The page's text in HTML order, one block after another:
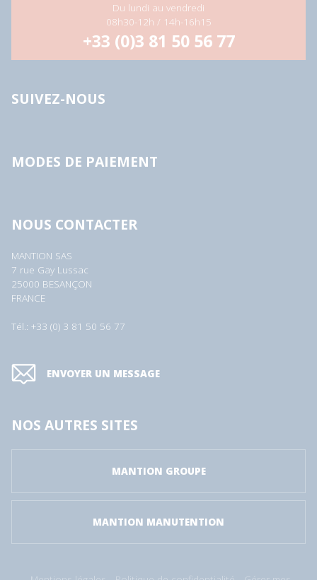
Du lundi au vendredi
08h30-12h / 14h-16h15
+33 (0)3 81 50 56 77
SUIVEZ-NOUS
MODES DE PAIEMENT
NOUS CONTACTER
MANTION SAS
7 rue Gay Lussac
25000 BESANÇON
FRANCE
Tél.: +33 (0) 3 81 50 56 77
ENVOYER UN MESSAGE
NOS AUTRES SITES
MANTION GROUPE
MANTION MANUTENTION